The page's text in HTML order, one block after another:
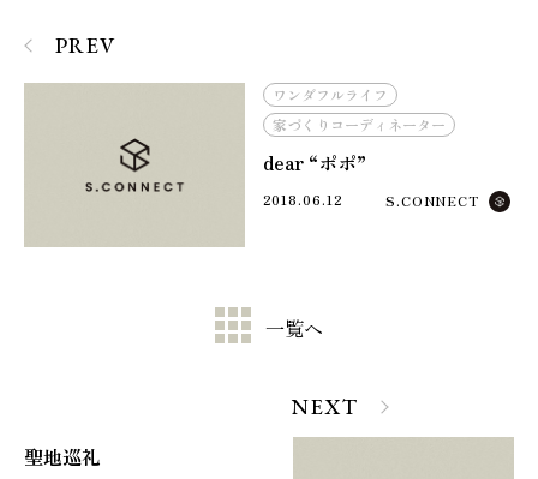
PREV
ワンダフルライフ
家づくりコーディネーター
dear “ポポ”
2018.06.12 S.CONNECT
一覧へ
NEXT
聖地巡礼